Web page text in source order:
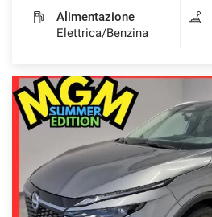
Alimentazione
Elettrica/Benzina